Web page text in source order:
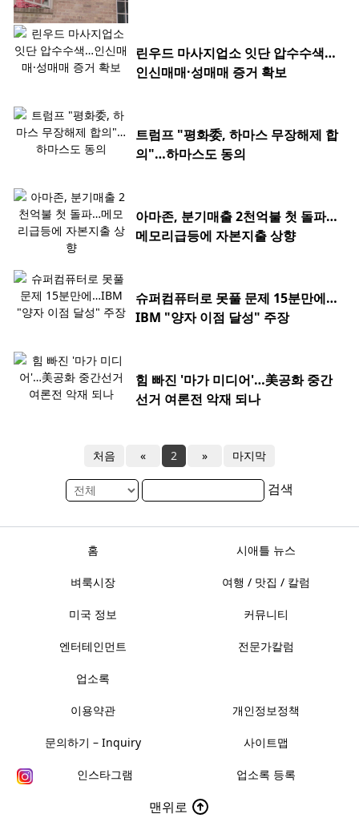
린우드 마사지업소 잇단 압수수색…
인신매매·성매매 증거 확보
트럼프 "평화委, 하마스 무장해제 합
의"…하마스도 동의
아마존, 분기매출 2천억불 첫 돌파…
메모리급등에 자본지출 상향
슈퍼컴퓨터로 못풀 문제 15분만에…
IBM "양자 이점 달성" 주장
힘 빠진 '마가 미디어'…美공화 중간
선거 여론전 악재 되나
처음 « 2 » 마지막
검색
홈 시애틀 뉴스
벼룩시장 여행 / 맛집 / 칼럼
미국 정보 커뮤니티
엔터테인먼트 전문가칼럼
업소록
이용약관 개인정보정책
문의하기 – Inquiry 사이트맵
인스타그램 업소록 등록
맨위로